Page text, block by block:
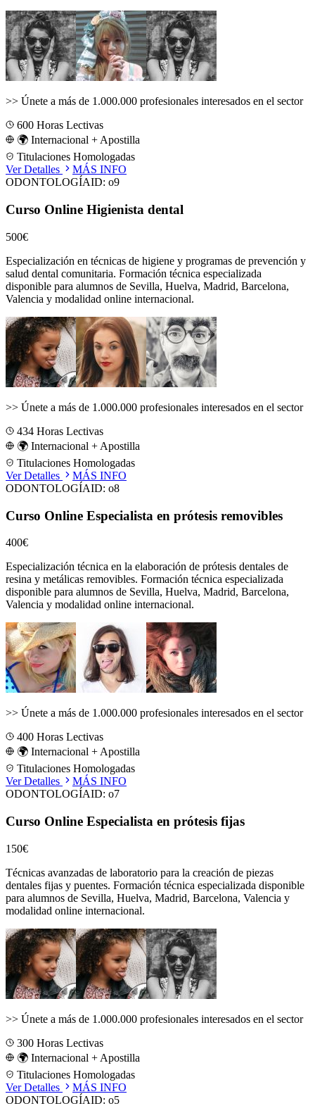
>> Únete a más de 1.000.000 profesionales interesados en el sector
600 Horas Lectivas
🌍 Internacional + Apostilla
Titulaciones Homologadas
Ver Detalles
MÁS INFO
ODONTOLOGÍAID: o9
Curso Online Higienista dental
500€
Especialización en técnicas de higiene y programas de prevención y
salud dental comunitaria. Formación técnica especializada
disponible para alumnos de Sevilla, Huelva, Madrid, Barcelona,
Valencia y modalidad online internacional.
>> Únete a más de 1.000.000 profesionales interesados en el sector
434 Horas Lectivas
🌍 Internacional + Apostilla
Titulaciones Homologadas
Ver Detalles
MÁS INFO
ODONTOLOGÍAID: o8
Curso Online Especialista en prótesis removibles
400€
Especialización técnica en la elaboración de prótesis dentales de
resina y metálicas removibles. Formación técnica especializada
disponible para alumnos de Sevilla, Huelva, Madrid, Barcelona,
Valencia y modalidad online internacional.
>> Únete a más de 1.000.000 profesionales interesados en el sector
400 Horas Lectivas
🌍 Internacional + Apostilla
Titulaciones Homologadas
Ver Detalles
MÁS INFO
ODONTOLOGÍAID: o7
Curso Online Especialista en prótesis fijas
150€
Técnicas avanzadas de laboratorio para la creación de piezas
dentales fijas y puentes. Formación técnica especializada disponible
para alumnos de Sevilla, Huelva, Madrid, Barcelona, Valencia y
modalidad online internacional.
>> Únete a más de 1.000.000 profesionales interesados en el sector
300 Horas Lectivas
🌍 Internacional + Apostilla
Titulaciones Homologadas
Ver Detalles
MÁS INFO
ODONTOLOGÍAID: o5